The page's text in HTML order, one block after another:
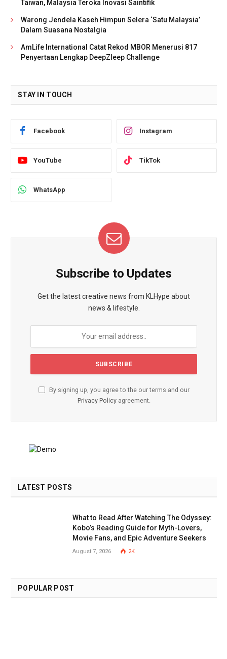
Taiwan, Malaysia Teroka Inovasi Saintifik
Warong Jendela Kaseh Himpun Selera ‘Satu Malaysia’
Dalam Suasana Nostalgia
AmLife International Catat Rekod MBOR Menerusi 817
Penyertaan Lengkap DeepZleep Challenge
STAY IN TOUCH
Facebook Instagram
YouTube TikTok
WhatsApp
Subscribe to Updates
Get the latest creative news from KLHype about
news & lifestyle.
By signing up, you agree to the our terms and our
Privacy Policyagreement.
LATEST POSTS
What to Read After Watching The Odyssey:
Kobo’s Reading Guide for Myth-Lovers,
Movie Fans, and Epic Adventure Seekers
August 7, 2026 2K
POPULAR POST